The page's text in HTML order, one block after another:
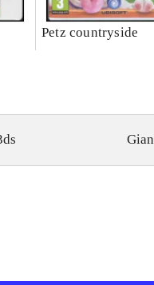
Petz countryside